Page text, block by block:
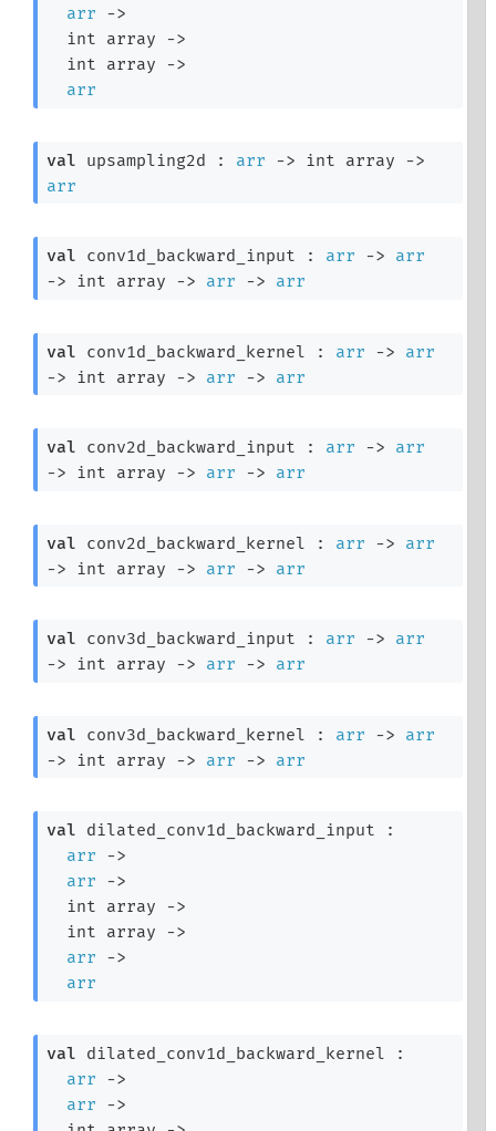
arr
->
int array
->
int array
->
arr
val upsampling2d : arr -> int array
->
arr
val conv1d_backward_input : arr ->
arr
->
int array -> arr -> arr
val conv1d_backward_kernel : arr ->
arr
->
int array -> arr -> arr
val conv2d_backward_input : arr ->
arr
->
int array -> arr -> arr
val conv2d_backward_kernel : arr ->
arr
->
int array -> arr -> arr
val conv3d_backward_input : arr ->
arr
->
int array -> arr -> arr
val conv3d_backward_kernel : arr ->
arr
->
int array -> arr -> arr
val dilated_conv1d_backward_input :
arr
->
arr
->
int array
->
int array
->
arr
->
arr
val dilated_conv1d_backward_kernel :
arr
->
arr
->